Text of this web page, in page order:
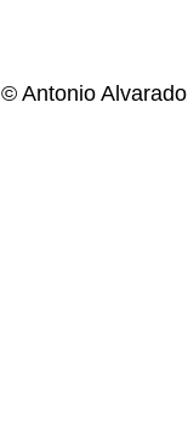
© Antonio Alvarado